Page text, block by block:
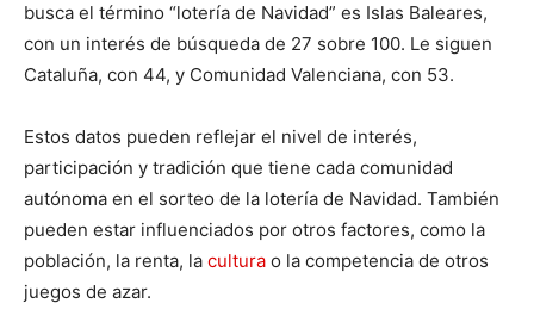
busca el término “lotería de Navidad” es Islas Baleares,
con un interés de búsqueda de 27 sobre 100. Le siguen
Cataluña, con 44, y Comunidad Valenciana, con 53.
Estos datos pueden reflejar el nivel de interés,
participación y tradición que tiene cada comunidad
autónoma en el sorteo de la lotería de Navidad. También
pueden estar influenciados por otros factores, como la
población, la renta, la cultura o la competencia de otros
juegos de azar.